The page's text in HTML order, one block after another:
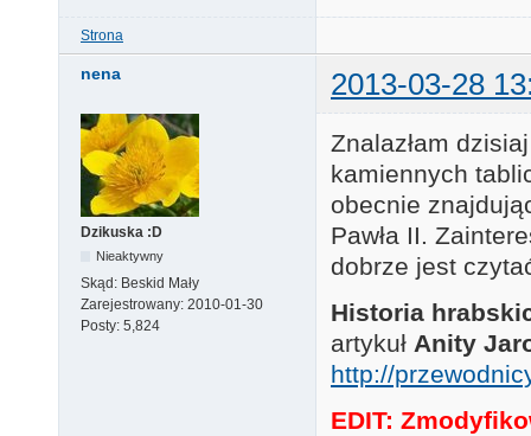
Strona
nena 2013-03-28
Dzikuska :D
Nieaktywny
Skąd: Beskid Mały
Zarejestrowany: 2010-01-30
Posty: 5,824
Znalazłam
kamiennych
obecnie
Pawła II.
dobrze jest
Historia
artykuł Anity
http://
EDIT: